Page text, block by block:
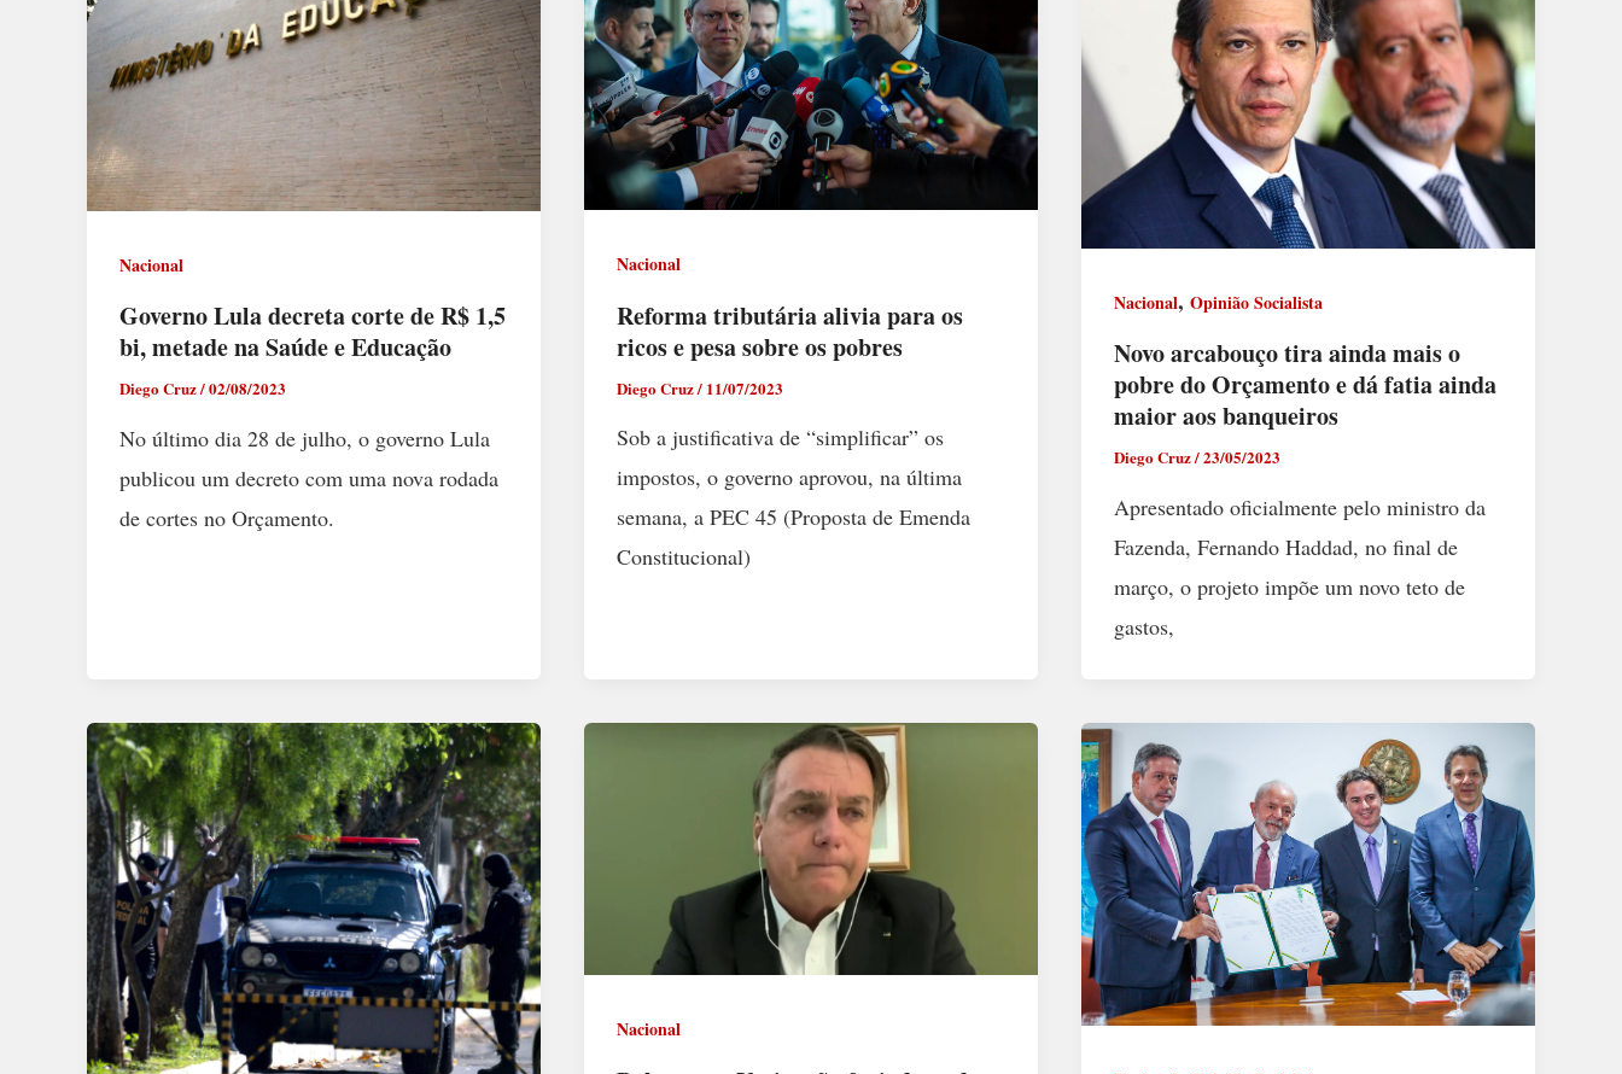
Nacional
Governo Lula decreta corte de R$ 1,5
bi, metade na Saúde e Educação
Diego Cruz/02/08/2023
No último dia 28 de julho, o governo Lula
publicou um decreto com uma nova rodada
de cortes no Orçamento.
Nacional
Reforma tributária alivia para os
ricos e pesa sobre os pobres
Diego Cruz/ 11/07/2023
Sob a justificativa de “simplificar” os
impostos, o governo aprovou, na última
semana, a PEC 45 (Proposta de Emenda
Constitucional)
Nacional, Opinião Socialista
Novo arcabouço tira ainda mais o
pobre do Orçamento e dá fatia ainda
maior aos banqueiros
Diego Cruz/23/05/2023
Apresentado oficialmente pelo ministro da
Fazenda, Fernando Haddad, no final de
março, o projeto impõe um novo teto de
gastos,
Nacional